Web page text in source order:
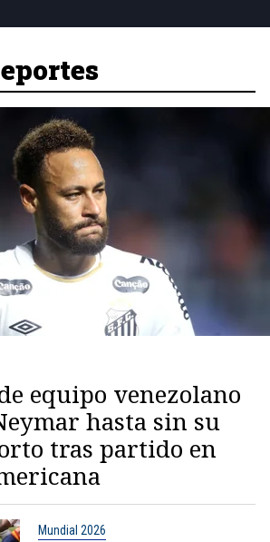
equipo venezolano
hasta sin su
tras partido en
Mundial 2026